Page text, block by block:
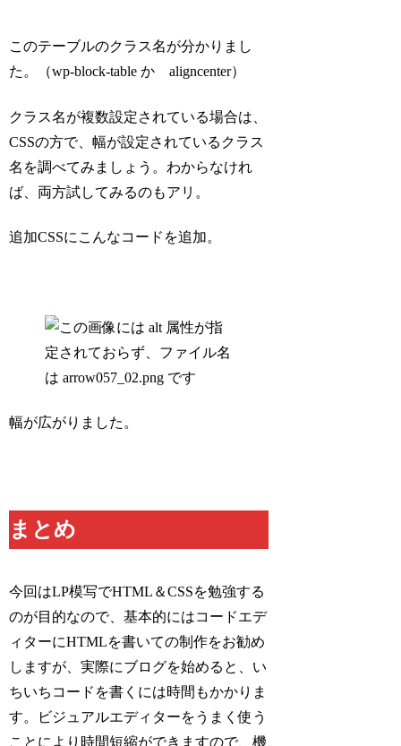
このテーブルのクラス名が分かりまし
た。（wp-block-table か aligncenter）
クラス名が複数設定されている場合は、
CSSの方で、幅が設定されているクラス
名を調べてみましょう。わからなけれ
ば、両方試してみるのもアリ。
追加CSSにこんなコードを追加。
幅が広がりました。
まとめ
今回はLP模写でHTML＆CSSを勉強する
のが目的なので、基本的にはコードエデ
ィターにHTMLを書いての制作をお勧め
しますが、実際にブログを始めると、い
ちいちコードを書くには時間もかかりま
す。ビジュアルエディターをうまく使う
ことにより時間短縮ができますので、機